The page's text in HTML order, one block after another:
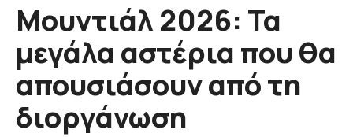
Μουντιάλ 2026: Τα
μεγάλα αστέρια που θα
απουσιάσουν από τη
διοργάνωση